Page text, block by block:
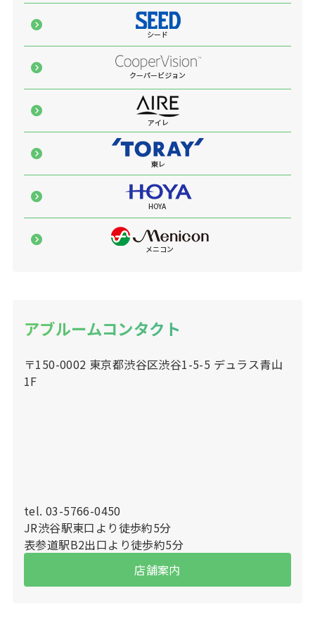
アブルームコンタクト
〒150-0002 東京都渋谷区渋谷1-5-5 デュラス青山
1F
tel. 03-5766-0450
JR渋谷駅東口より徒歩約5分
表参道駅B2出口より徒歩約5分
店舗案内